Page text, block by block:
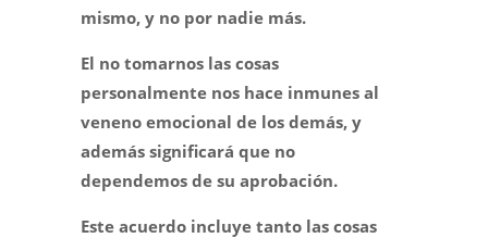
mismo, y no por nadie más.
El no tomarnos las cosas
personalmente nos hace inmunes al
veneno emocional de los demás, y
además significará que no
dependemos de su aprobación.
Este acuerdo incluye tanto las cosas